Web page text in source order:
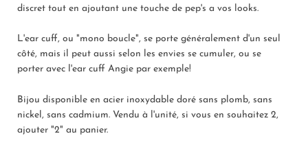
discret tout en ajoutant une touche de pep's a vos looks.
L'ear cuff, ou "mono boucle", se porte généralement d'un seul
côté, mais il peut aussi selon les envies se cumuler, ou se
porter avec l'ear cuff Angie par exemple!
Bijou disponible en acier inoxydable doré sans plomb, sans
nickel, sans cadmium. Vendu à l'unité, si vous en souhaitez 2,
ajouter "2" au panier.